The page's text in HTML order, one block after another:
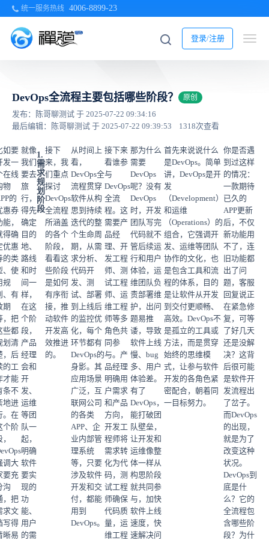
统一服务热线 4006-8899-23
登录/注册
DevOps全流程主要包括哪些阶段？ 原创
发布：陈哥聊测试 于 2025-07-22 09:34:16
最后编辑：陈哥聊测试 于 2025-07-22 09:39:53
1318次查看
你是否遇
到过这样
的情况：
一款期待
已久的
APP更新
后，不仅
新功能用
不了，连
旧功能都
出了问
题，客服
回复说正
在紧急修
复，可等
了好几天
还是没解
决？这背
后很可能
是软件开
发流程出
了岔子。
而DevOps
的出现，
就是为了
改变这种
状况。
DevOps到
底是什
么？它的
全流程包
含哪些阶
段？为什
首先来说说什么
是DevOps。简单
讲，DevOps是开
发
（Development）
和运维
（Operations）的
组合，它强调开
发、运维等团队
协作的文化，也
是包含工具和流
程的体系，目的
是让软件从开发
到交付更顺畅、
高效。DevOps不
是孤立的工具或
方法，而是贯穿
始终的思维模
式，让参与软件
开发的各角色紧
密配合，朝着同
一目标努力。
那为什么
需要
DevOps
呢？没有
DevOps
时，开发
团队写完
代码就不
管后续运
行和用户
体验，运
维团队负
责部署维
护，出问
题易推
诿，导致
软件上线
慢、bug
多、用户
体验差。
有了
DevOps，
能打破团
队壁垒，
让开发和
运维像整
体一样从
构思阶段
就共同参
与，加快
软件上线
速度，快
速解决问
接下来
看谁参
与
DevOps
全流
程。这
需要产
品经
理、开
发工程
师、测
试工程
师、运
维工程
师等多
角色共
同参
与。产
品经理
明确用
户需求
和产品
方向，
开发工
程师将
需求转
化为代
码，测
试工程
师确保
代码质
量，运
维工程
从时间上
看，
DevOps全
流程贯穿
软件从构
思到持续
迭代的整
个生命周
期，从需
求分析、
代码开
发、测
试、部署
到上线后
的监控优
化，每个
环节都有
DevOps的
身影。其
应用场景
广泛，互
联网公司
的各类
APP、企
业内部管
理系统
等，只要
涉及软件
开发和交
付，都能
用到
DevOps。
接下
来，我
们重点
探讨
DevOps
全流程
所涵盖
的各个
阶段，
看看这
些阶段
是如何
有序衔
接，推
动软件
开发高
效推进
的。
1.
需
求
规
划
阶
段
就像
我们
要去
旅
行，
得先
确定
目的
地、
路线
和时
间一
样，
在这
个阶
段，
产品
经理
会和
开
发、
运维
等团
队一
起，
明确
软件
要实
现的
功
能、
用户
的需
如要
发一
在线
物
的
惠券
能，
得确
优惠
的类
、使
规
、有
期
，把
些都
划清
，后
的工
才能
条不
地进
。在
个阶
调大
要充
沟
，把
求文
写得
晰易